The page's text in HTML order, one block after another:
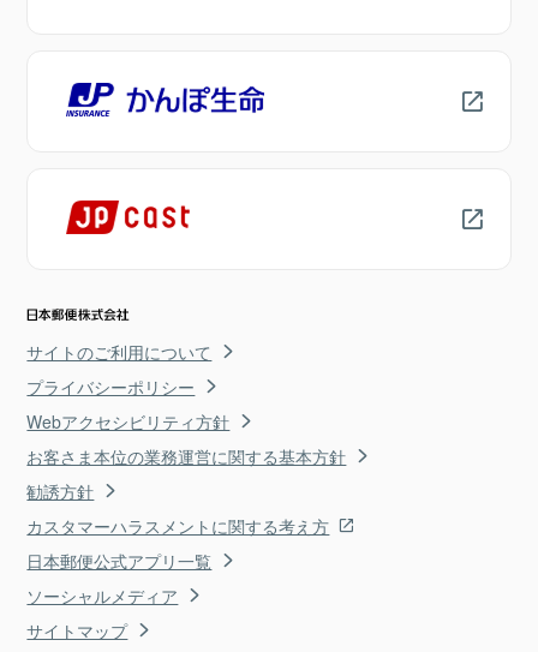
サイトのご利用について
プライバシーポリシー
Webアクセシビリティ方針
お客さま本位の業務運営に関する基本方針
勧誘方針
カスタマーハラスメントに関する考え方
日本郵便公式アプリ一覧
ソーシャルメディア
サイトマップ